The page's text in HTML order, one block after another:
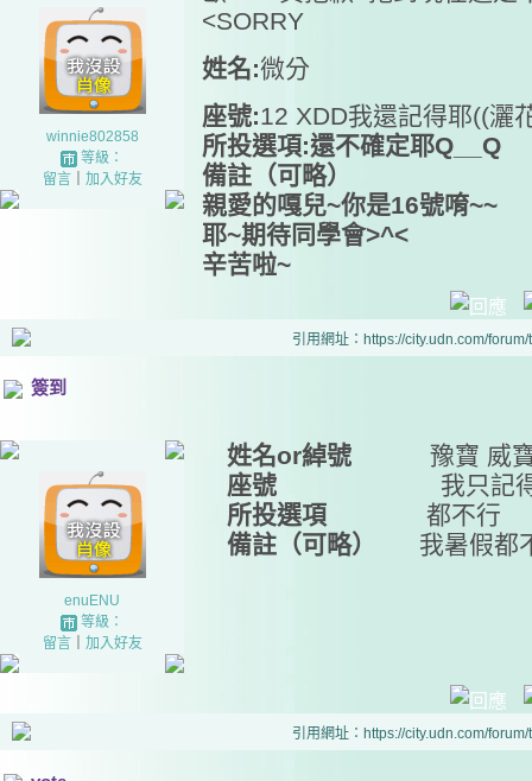
winnie802858
等級：
留言｜ 加入好友
<SORRY
姓名:微分
座號:12 XDD我還記得耶((灑
所投選項:還不確定耶Q__Q
備註（可略）
親愛的嘎兒~你是16號唷~~
耶~期待同學會>^<
辛苦啦~
引用網址：https://city.udn.com/
簽到
enuENU
等級：
留言｜ 加入好友
姓名or綽號 豫寶 威
座號 我只記得學
所投選項 都不行
備註（可略）
我暑假都
引用網址：https://city.udn.com/